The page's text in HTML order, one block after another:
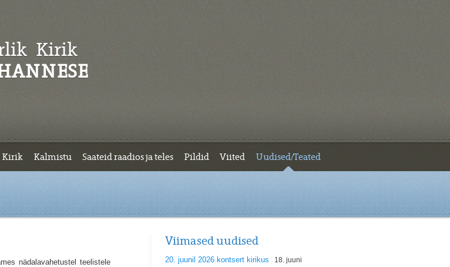
Kirik
Kirik Kalmistu Saateid raadios ja teles Pildid Viited Uudised/Teated
nädalavahetustel teelistele
Viimased uudised
20. juunil 2026 kontsert kirikus 18. juuni